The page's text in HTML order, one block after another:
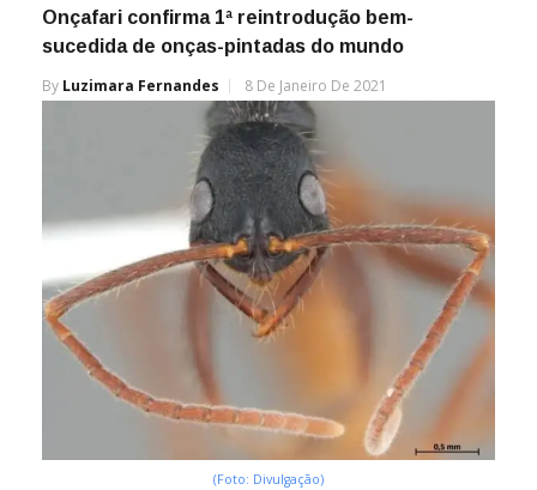
Onçafari confirma 1ª reintrodução bem-
sucedida de onças-pintadas do mundo
By Luzimara Fernandes 8 De Janeiro De 2021
(Foto: Divulgação)